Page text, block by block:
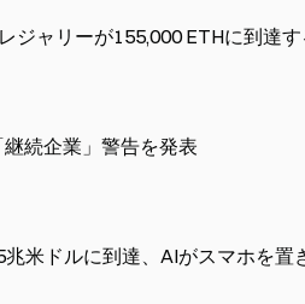
ジャリーが155,000 ETHに到達
続企業」警告を発表
米ドルに到達、AIがスマホを置